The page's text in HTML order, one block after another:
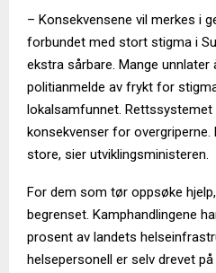
– Konsekvensene vil merkes i
forbundet med stort stigma i
ekstra sårbare. Mange unnlater
politianmelde av frykt for
lokalsamfunnet.
konsekvenser for
store, sier utviklingsministeren.
For dem som tør oppsøke
begrenset. Kamphandlingene
prosent av landets
helsepersonell er selv drevet